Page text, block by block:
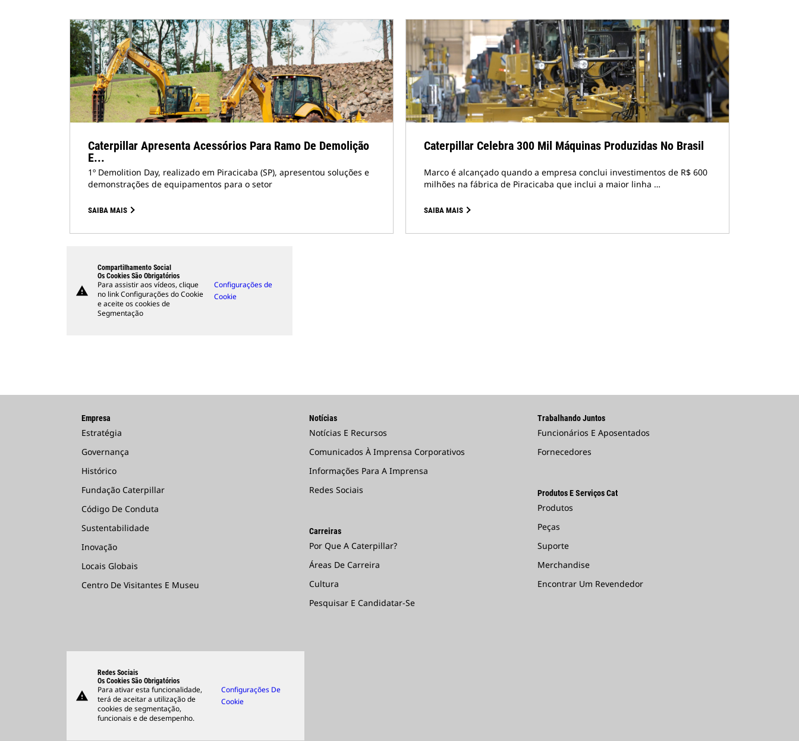
Caterpillar Apresenta Acessórios Para Ramo De Demolição
E...
1º Demolition Day, realizado em Piracicaba (SP), apresentou soluções e
demonstrações de equipamentos para o setor
SAIBA MAIS
Caterpillar Celebra 300 Mil Máquinas Produzidas No Brasil
Marco é alcançado quando a empresa conclui investimentos de R$ 600
milhões na fábrica de Piracicaba que inclui a maior linha …
SAIBA MAIS
warning
Compartilhamento Social
Os Cookies São Obrigatórios
Para assistir aos vídeos, clique
no link Configurações do Cookie
e aceite os cookies de
Segmentação
Configurações de
Cookie
Empresa
Estratégia
Governança
Histórico
Fundação Caterpillar
Código De Conduta
Sustentabilidade
Inovação
Locais Globais
Centro De Visitantes E Museu
Notícias
Notícias E Recursos
Comunicados À Imprensa Corporativos
Informações Para A Imprensa
Redes Sociais
Carreiras
Por Que A Caterpillar?
Áreas De Carreira
Cultura
Pesquisar E Candidatar-Se
Trabalhando Juntos
Funcionários E Aposentados
Fornecedores
Produtos E Serviços Cat
Produtos
Peças
Suporte
Merchandise
Encontrar Um Revendedor
warning
Redes Sociais
Os Cookies São Obrigatórios
Para ativar esta funcionalidade,
terá de aceitar a utilização de
cookies de segmentação,
funcionais e de desempenho.
Configurações De
Cookie